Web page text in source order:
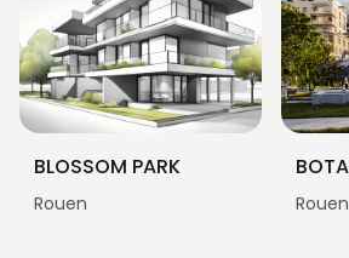
BLOSSOM PARK
Rouen Rouen